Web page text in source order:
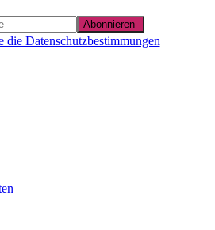
die Datenschutzbestimmungen